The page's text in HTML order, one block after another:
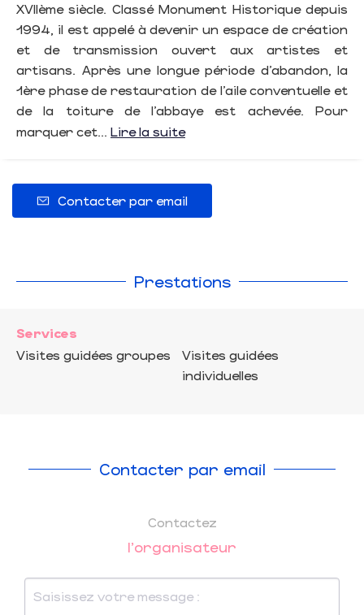
XVIIème siècle. Classé Monument Historique depuis
1994, il est appelé à devenir un espace de création
et de transmission ouvert aux artistes et
artisans. Après une longue période d’abandon, la
1ère phase de restauration de l’aile conventuelle et
de la toiture de l’abbaye est achevée. Pour
marquer cet... Lire la suite
Contacter par email
Prestations
Services
Visites guidées groupes
Visites guidées
individuelles
Contacter par email
Contactez
l'organisateur